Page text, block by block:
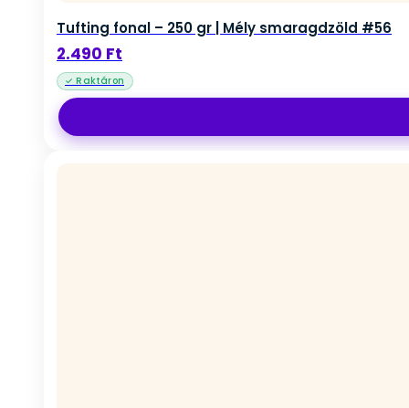
Tufting fonal – 250 gr | Mély smaragdzöld #56
2.490 Ft